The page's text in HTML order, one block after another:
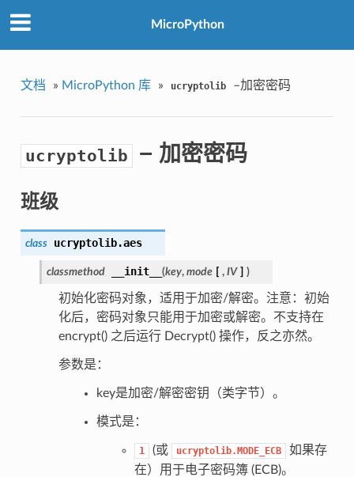
MicroPython
文档 » MicroPython 库 » ucryptolib –加密密码
ucryptolib – 加密密码
班级
class ucryptolib.aes
classmethod __init__ (key, mode [ , IV ] )
初始化密码对象，适用于加密/解密。注意：初始
化后，密码对象只能用于加密或解密。不支持在
encrypt() 之后运行 Decrypt() 操作，反之亦然。
参数是：
key是加密/解密密钥（类字节）。
模式是：
1 (或 ucryptolib.MODE_ECB
如果存
在）用于电子密码簿 (ECB)。